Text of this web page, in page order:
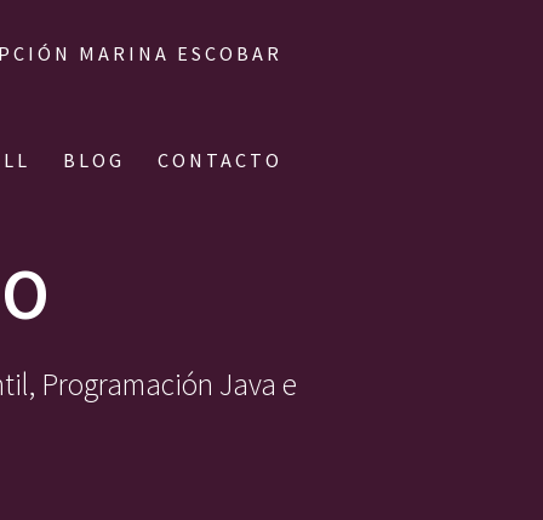
MARINA ESCOBAR
BLOG CONTACTO
Programación Java e